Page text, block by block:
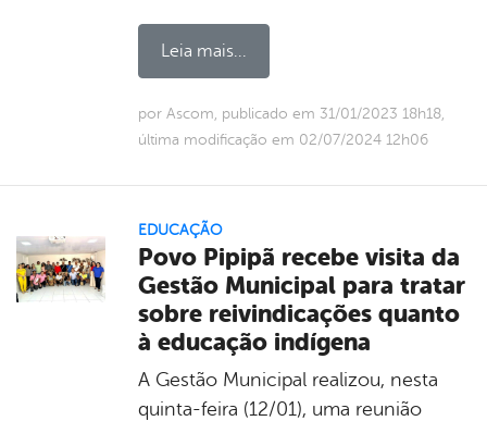
Leia mais...
por Ascom, publicado em 31/01/2023 18h18,
última modificação em 02/07/2024 12h06
EDUCAÇÃO
Povo Pipipã recebe visita da
Gestão Municipal para tratar
sobre reivindicações quanto
à educação indígena
A Gestão Municipal realizou, nesta
quinta-feira (12/01), uma reunião